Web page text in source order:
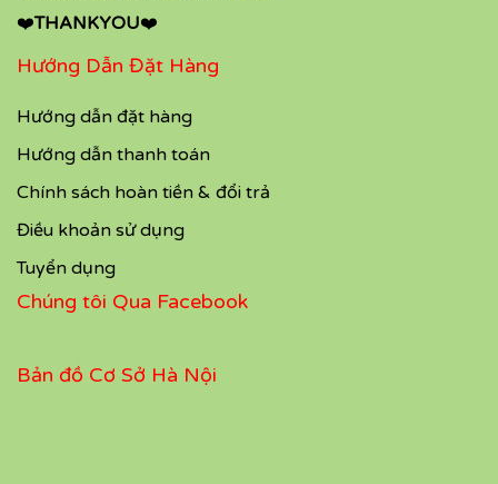
❤️THANKYOU❤️
Hướng Dẫn Đặt Hàng
Hướng dẫn đặt hàng
Hướng dẫn thanh toán
Chính sách hoàn tiền & đổi trả
Điều khoản sử dụng
Tuyển dụng
Chúng tôi Qua Facebook
Bản đồ Cơ Sở Hà Nội